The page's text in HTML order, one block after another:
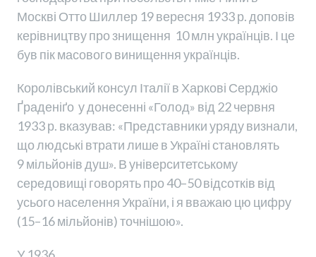
Москві Отто Шиллер 19 вересня 1933 р. доповів
керівництву про знищення 10 млн українців. І це
був пік масового винищення українців.
Королівський консул Італії в Харкові Серджіо
Ґраденіґо у донесенні «Голод» від 22 червня
1933 р. вказував: «Представники уряду визнали,
що людські втрати лише в Україні становлять
9 мільйонів душ». В університетському
середовищі говорять про 40–50 відсотків від
усього населення України, і я вважаю цю цифру
(15–16 мільйонів) точнішою».